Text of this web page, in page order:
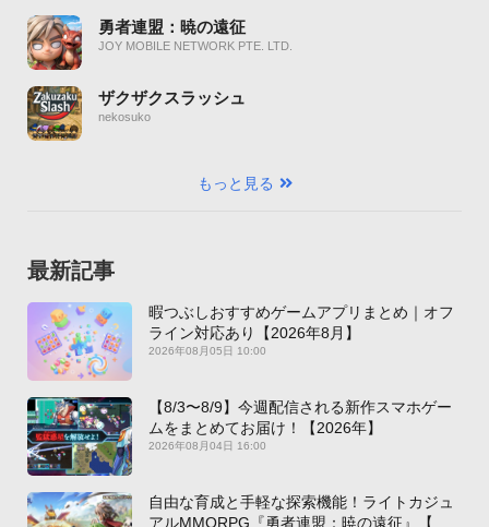
勇者連盟：暁の遠征
JOY MOBILE NETWORK PTE. LTD.
ザクザクスラッシュ
nekosuko
もっと見る
最新記事
暇つぶしおすすめゲームアプリまとめ｜オフ
ライン対応あり【2026年8月】
2026年08月05日 10:00
【8/3〜8/9】今週配信される新作スマホゲー
ムをまとめてお届け！【2026年】
2026年08月04日 16:00
自由な育成と手軽な探索機能！ライトカジュ
アルMMORPG『勇者連盟：暁の遠征』【最